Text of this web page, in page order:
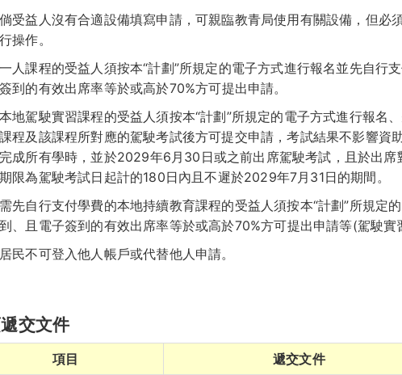
倘受益人沒有合適設備填寫申請，可親臨教青局使用有關設備，但必
行操作。
一人課程的受益人須按本“計劃”所規定的電子方式進行報名並先自行
簽到的有效出席率等於或高於70%方可提出申請。
本地駕駛實習課程的受益人須按本“計劃”所規定的電子方式進行報名
課程及該課程所對應的駕駛考試後方可提交申請，考試結果不影響
完成所有學時，並於2029年6月30日或之前出席駕駛考試，且於出
期限為駕駛考試日起計的180日內且不遲於2029年7月31日的期間。
需先自行支付學費的本地持續教育課程的受益人須按本“計劃”所規定
到、且電子簽到的有效出席率等於或高於70%方可提出申請等(駕駛實
居民不可登入他人帳戶或代替他人申請。
交文件
項目 遞交文件